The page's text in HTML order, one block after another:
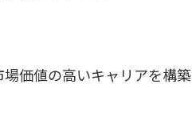
価値の高いキャリアを構築